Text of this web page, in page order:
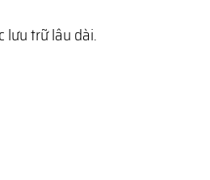
lưu trữ lâu dài.